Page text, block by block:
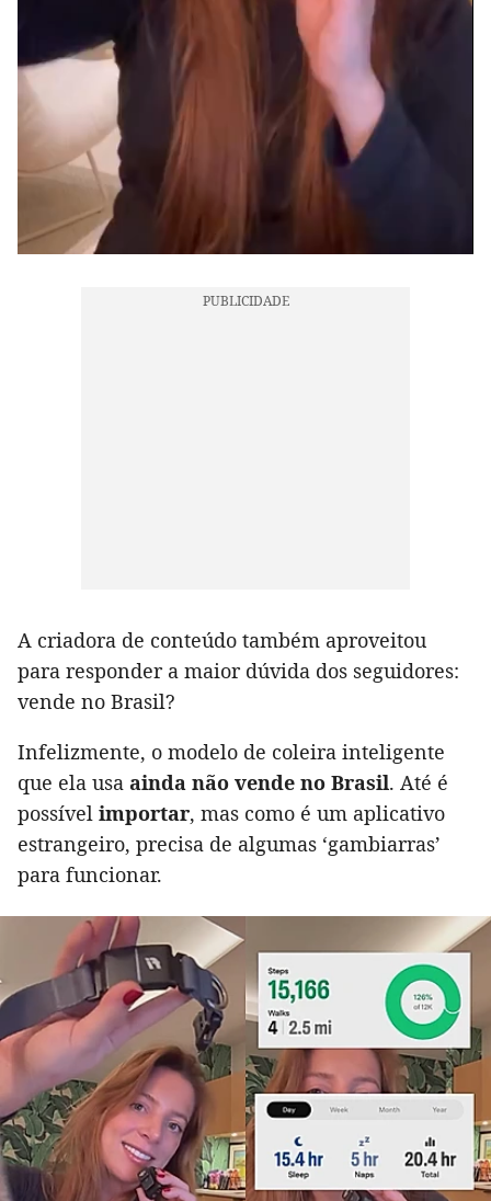
A criadora de conteúdo também aproveitou
para responder a maior dúvida dos seguidores:
vende no Brasil?
Infelizmente, o modelo de coleira inteligente
que ela usa ainda não vende no Brasil. Até é
possível importar, mas como é um aplicativo
estrangeiro, precisa de algumas ‘gambiarras’
para funcionar.